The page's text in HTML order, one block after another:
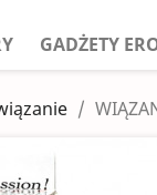
GADŻETY